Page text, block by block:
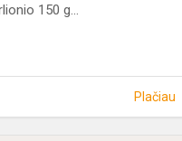
150 g...
Plačiau